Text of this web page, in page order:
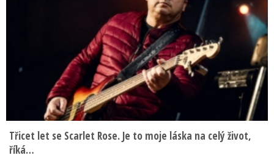
Třicet let se Scarlet Rose. Je to moje láska na celý život,
říká…